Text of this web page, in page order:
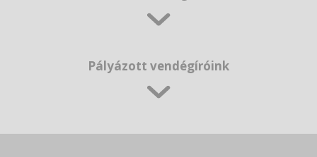
Pályázott vendégíróink